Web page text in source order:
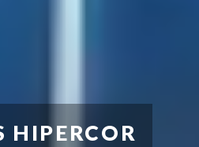
HIPERCOR